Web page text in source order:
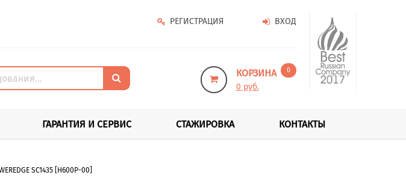
ВХОД
РЕГИСТРАЦИЯ
КОРЗИНА 0
0 руб.
ГАРАНТИЯ И СЕРВИС СТАЖИРОВКА КОНТАКТЫ
SC1435 [H600P-00]